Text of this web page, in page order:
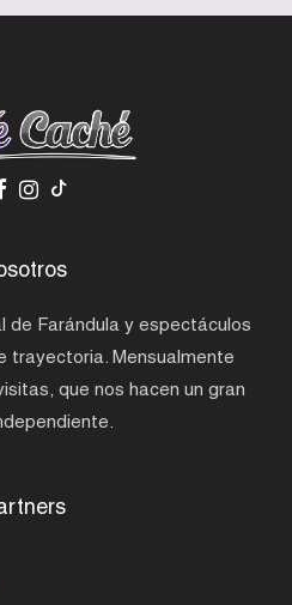
de Farándula y espectáculos
trayectoria. Mensualmente
que nos hacen un gran